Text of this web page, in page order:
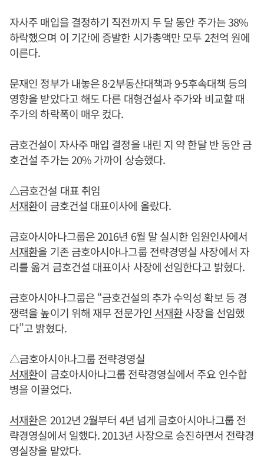
자사주 매입을 결정하기 직전까지 두 달 동안 주가는 38%
하락했으며 이 기간에 증발한 시가총액만 모두 2천억 원에
이른다.
문재인 정부가 내놓은 8·2부동산대책과 9·5후속대책 등의
영향을 받았다고 해도 다른 대형건설사 주가와 비교할 때
주가의 하락폭이 매우 컸다.
금호건설이 자사주 매입 결정을 내린 지 약 한달 반 동안 금
호건설 주가는 20% 가까이 상승했다.
△금호건설 대표 취임
서재환이 금호건설 대표이사에 올랐다.
금호아시아나그룹은 2016년 6월 말 실시한 임원인사에서
서재환을 기존 금호아시아나그룹 전략경영실 사장에서 자
리를 옮겨 금호건설 대표이사 사장에 선임한다고 밝혔다.
금호아시아나그룹은 “금호건설의 추가 수익성 확보 등 경
쟁력을 높이기 위해 재무 전문가인 서재환사장을 선임했
다”고 밝혔다.
△금호아시아나그룹 전략경영실
서재환이 금호아시아나그룹 전략경영실에서 주요 인수합
병을 이끌었다.
서재환은 2012년 2월부터 4년 넘게 금호아시아나그룹 전
략경영실에서 일했다. 2013년 사장으로 승진하면서 전략경
영실장을 맡았다.